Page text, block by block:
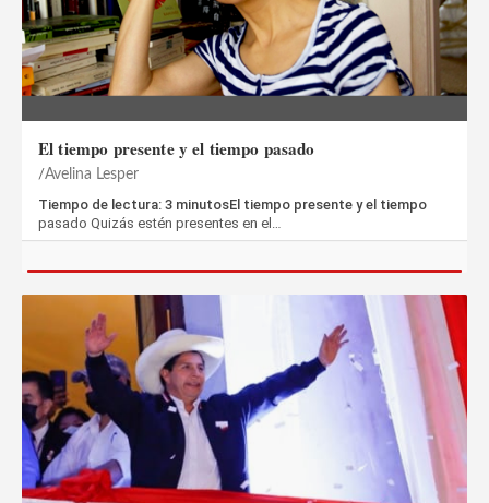
El tiempo presente y el tiempo pasado
Avelina Lesper
Tiempo de lectura: 3 minutosEl tiempo presente y el tiempo
pasado Quizás estén presentes en el…